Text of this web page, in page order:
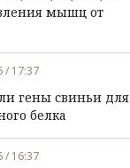
мышц от
/ 17:37
гены свиньи для
белка
/ 16:37